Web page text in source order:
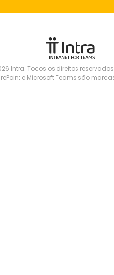
Intra. Todos os direitos reservados
e Microsoft Teams são